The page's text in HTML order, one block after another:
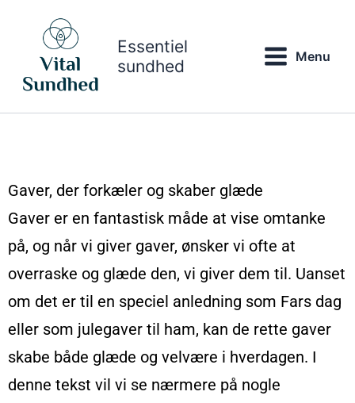
indholdet
Essentiel
sundhed
Menu
Gaver, der forkæler og skaber glæde
Gaver er en fantastisk måde at vise omtanke
på, og når vi giver gaver, ønsker vi ofte at
overraske og glæde den, vi giver dem til. Uanset
om det er til en speciel anledning som Fars dag
eller som julegaver til ham, kan de rette gaver
skabe både glæde og velvære i hverdagen. I
denne tekst vil vi se nærmere på nogle